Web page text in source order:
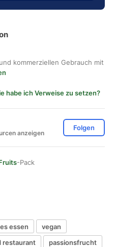
kommerziellen Gebrauch mit
habe ich Verweise zu setzen?
anzeigen
Folgen
-Pack
essen
vegan
restaurant
passionsfrucht